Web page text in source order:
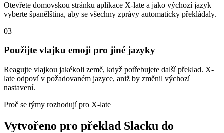
Otevřete domovskou stránku aplikace X-late a jako výchozí jazyk
vyberte španělština, aby se všechny zprávy automaticky překládaly.
03
Použijte vlajku emoji pro jiné jazyky
Reagujte vlajkou jakékoli země, když potřebujete další překlad. X-
late odpoví v požadovaném jazyce, aniž by změnil výchozí
nastavení.
Proč se týmy rozhodují pro X-late
Vytvořeno pro překlad Slacku do